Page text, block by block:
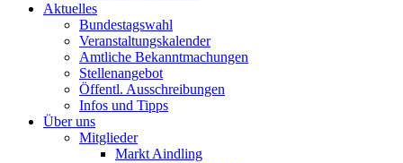
Aktuelles
Bundestagswahl
Veranstaltungskalender
Amtliche Bekanntmachungen
Stellenangebot
Öffentl. Ausschreibungen
Infos und Tipps
Über uns
Mitglieder
Markt Aindling